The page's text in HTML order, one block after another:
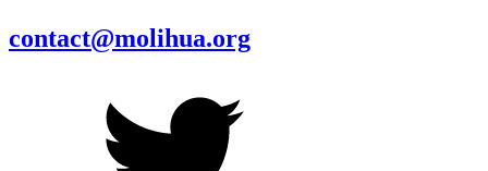
contact@molihua.org